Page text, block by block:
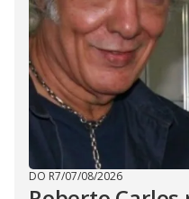
DO R7/07/08/2026